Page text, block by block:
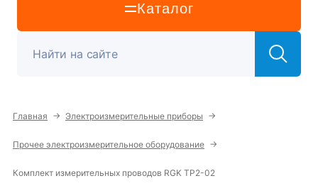
Каталог
Главная → Электроизмерительные приборы →
Прочее электроизмерительное оборудование →
Комплект измерительных проводов RGK TP2-02